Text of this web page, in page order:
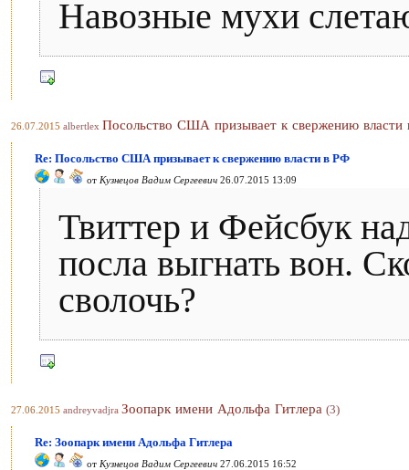
Навозные мухи
26.07.2015 albertlex Посольство США призывает к свержению
Re: Посольство США призывает к свержению власти в РФ
от Кузнецов Вадим Сергеевич 26.07.2015 13:09
Твиттер и Фейсбук
посла выгнать вон.
сволочь?
27.06.2015 andreyvadjra Зоопарк имени Адольфа Гитлера (3)
Re: Зоопарк имени Адольфа Гитлера
от Кузнецов Вадим Сергеевич 27.06.2015 16:52